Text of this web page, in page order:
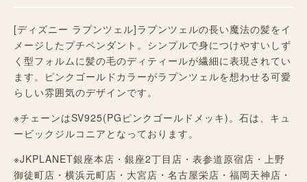
[ディズニー ラプンツェル]ラプンツェルの長い魔法の髪をイ
メージしたプチペンダント。シンプルで身につけやすいしず
く型フォルムに髪の毛のディティールが繊細に表現されてい
ます。ピンクゴールドカラーがラプンツェルを想わせる可愛
らしい雰囲気のデザインです。
※チェーンはSV925(PGピンクゴールドメッキ)。石は、キュ
ービックジルコニアとなっております。
※JKPLANET銀座本店・銀座2丁目店・表参道原宿店・上野
御徒町店・横浜元町店・大宮店・名古屋栄店・福岡天神店・